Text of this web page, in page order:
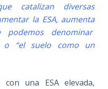
catalizan diversas
la ESA, aumenta
podemos denominar
o “el suelo como un
una ESA elevada,